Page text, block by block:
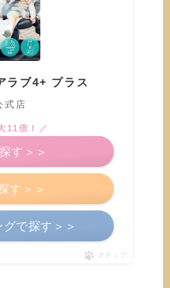
ラブ4+ プラス
式店
す＞＞
11倍！／
す＞＞
で探す＞＞
ポチップ